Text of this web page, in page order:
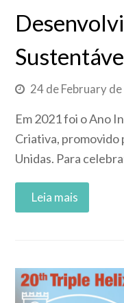
24 de February
Em 2021 foi o Ano
Criativa, promovido
Unidas. Para